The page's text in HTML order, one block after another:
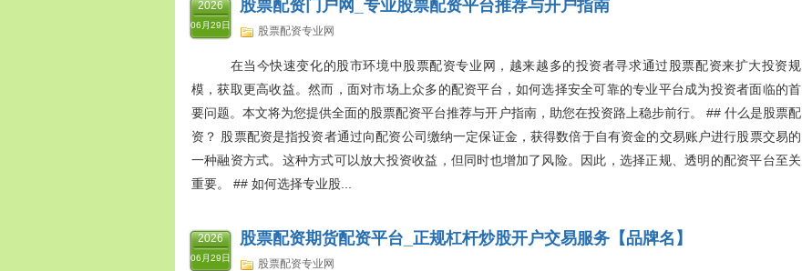
2026
06月29日
股票配资门户网_专业股票配资平台推荐与开户指南
股票配资专业网
在当今快速变化的股市环境中股票配资专业网，越来越多的投资者寻求通过股票配资来扩大投资规
模，获取更高收益。然而，面对市场上众多的配资平台，如何选择安全可靠的专业平台成为投资者面临的首
要问题。本文将为您提供全面的股票配资平台推荐与开户指南，助您在投资路上稳步前行。 ## 什么是股票配
资？ 股票配资是指投资者通过向配资公司缴纳一定保证金，获得数倍于自有资金的交易账户进行股票交易的
一种融资方式。这种方式可以放大投资收益，但同时也增加了风险。因此，选择正规、透明的配资平台至关
重要。 ## 如何选择专业股...
2026
06月29日
股票配资期货配资平台_正规杠杆炒股开户交易服务【品牌名】
股票配资专业网